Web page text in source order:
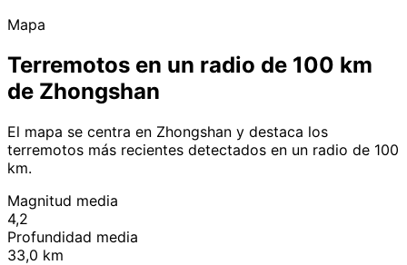
Mapa
Terremotos en un radio de 100 km
de Zhongshan
El mapa se centra en Zhongshan y destaca los
terremotos más recientes detectados en un radio de 100
km.
Magnitud media
4,2
Profundidad media
33,0 km